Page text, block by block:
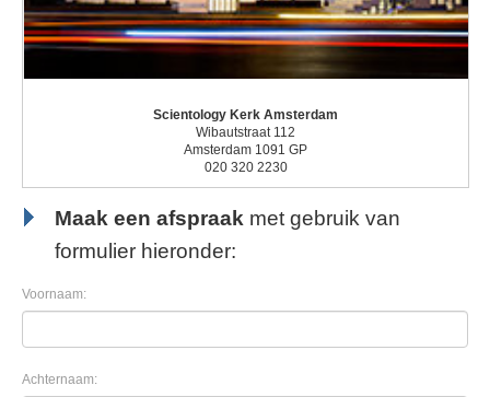
Scientology Kerk Amsterdam
Wibautstraat 112
Amsterdam 1091 GP
020 320 2230
Maak een afspraak met gebruik van
formulier hieronder:
Voornaam:
Achternaam: